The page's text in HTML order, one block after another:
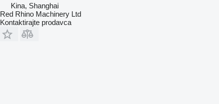
Kina, Shanghai
Red Rhino Machinery Ltd
Kontaktirajte prodavca